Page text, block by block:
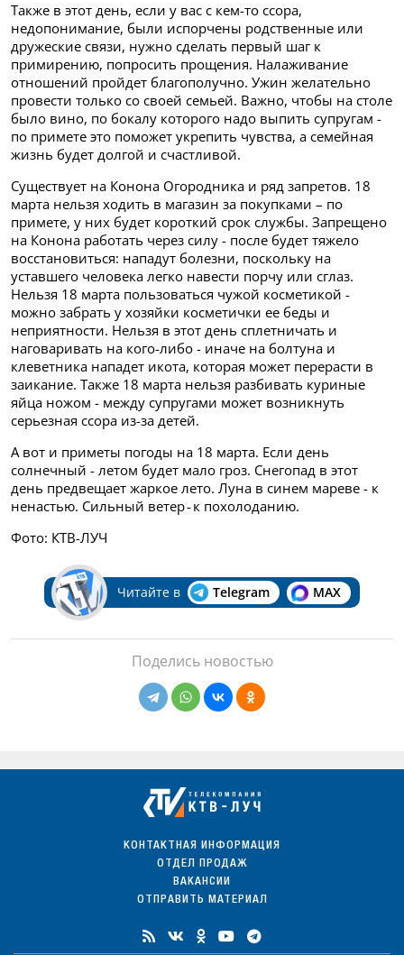
Также в этот день, если у вас с кем-то ссора,
недопонимание, были испорчены родственные или
дружеские связи, нужно сделать первый шаг к
примирению, попросить прощения. Налаживание
отношений пройдет благополучно. Ужин желательно
провести только со своей семьей. Важно, чтобы на столе
было вино, по бокалу которого надо выпить супругам -
по примете это поможет укрепить чувства, а семейная
жизнь будет долгой и счастливой.
Существует на Конона Огородника и ряд запретов. 18
марта нельзя ходить в магазин за покупками – по
примете, у них будет короткий срок службы. Запрещено
на Конона работать через силу - после будет тяжело
восстановиться: нападут болезни, поскольку на
уставшего человека легко навести порчу или сглаз.
Нельзя 18 марта пользоваться чужой косметикой -
можно забрать у хозяйки косметички ее беды и
неприятности. Нельзя в этот день сплетничать и
наговаривать на кого-либо - иначе на болтуна и
клеветника нападет икота, которая может перерасти в
заикание. Также 18 марта нельзя разбивать куриные
яйца ножом - между супругами может возникнуть
серьезная ссора из-за детей.
А вот и приметы погоды на 18 марта. Если день
солнечный - летом будет мало гроз. Снегопад в этот
день предвещает жаркое лето. Луна в синем мареве - к
ненастью. Сильный ветер - к похолоданию.
Фото: КТВ-ЛУЧ
Читайте в Telegram MAX
Поделись новостью
КОНТАКТНАЯ ИНФОРМАЦИЯ
ОТДЕЛ ПРОДАЖ
ВАКАНСИИ
ОТПРАВИТЬ МАТЕРИАЛ